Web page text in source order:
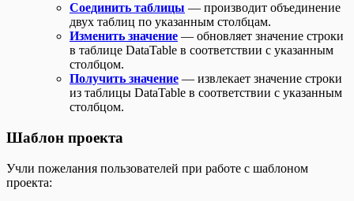
Соединить таблицы — производит объединение
двух таблиц по указанным столбцам.
Изменить значение — обновляет значение строки
в таблице DataTable в соответствии с указанным
столбцом.
Получить значение — извлекает значение строки
из таблицы DataTable в соответствии с указанным
столбцом.
Шаблон проекта
Учли пожелания пользователей при работе с шаблоном
проекта: